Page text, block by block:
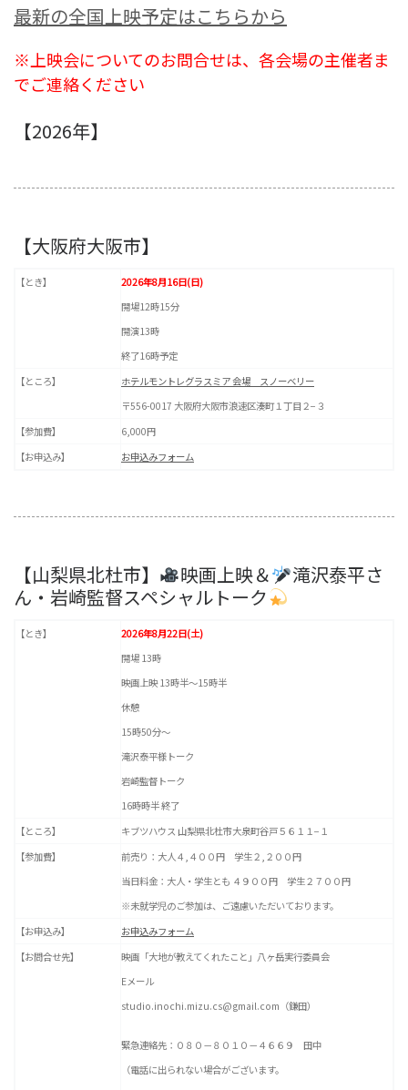
最新の全国上映予定はこちらから
※上映会についてのお問合せは、各会場の主催者ま
でご連絡ください
【2026年】
【大阪府大阪市】
【とき】
2026年8月16日(日)
開場12時15分
開演13時
終了16時予定
【ところ】
ホテルモントレグラスミア 会場 スノーベリー
〒556-0017 大阪府大阪市浪速区湊町１丁目２−３
【参加費】
6,000円
【お申込み】
お申込みフォーム
【山梨県北杜市】 映画上映＆
滝沢泰平さ
ん・岩崎監督スペシャルトーク
【とき】
2026年8月22日(土)
開場 13時
映画上映 13時半～15時半
休憩
15時50分～
滝沢泰平様トーク
岩崎監督トーク
16時時半 終了
【ところ】
キブツハウス 山梨県北杜市大泉町谷戸５６１１−１
【参加費】
前売り：大人４,４００円 学生２,２００円
当日料金：大人・学生とも ４９００円 学生２７００円
※未就学児のご参加は、ご遠慮いただいております。
【お申込み】
お申込みフォーム
【お問合せ先】
映画「大地が教えてくれたこと」八ヶ岳実行委員会
Eメール
studio.inochi.mizu.cs@gmail.com（鎌田）
緊急連絡先：０８０－８０１０－４６６９ 田中
（電話に出られない場合がございます。